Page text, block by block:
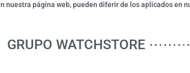
nuestra página web, pueden diferir de los aplicados en
GRUPO WATCHSTORE